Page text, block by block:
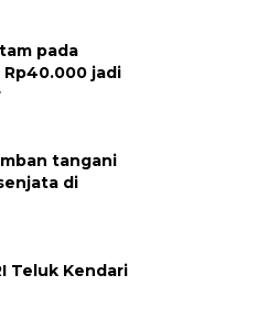
pada
jadi
tangani
di
Teluk Kendari